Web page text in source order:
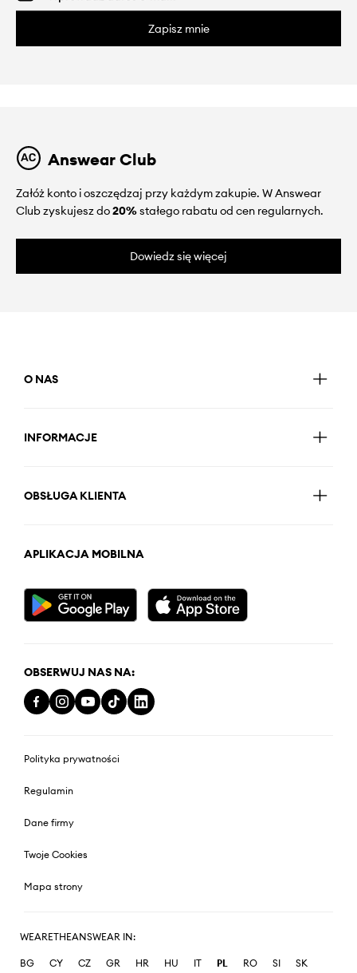
Zapisz mnie
Answear Club
Załóż konto i oszczędzaj przy każdym zakupie. W Answear
Club zyskujesz do20%stałego rabatu od cen regularnych.
Dowiedz się więcej
O NAS
INFORMACJE
OBSŁUGA KLIENTA
APLIKACJA MOBILNA
OBSERWUJ NAS NA:
Polityka prywatności
Regulamin
Dane firmy
Twoje Cookies
Mapa strony
WEARETHEANSWEAR IN:
BG CY CZ GR HR HU IT PL RO SI SK